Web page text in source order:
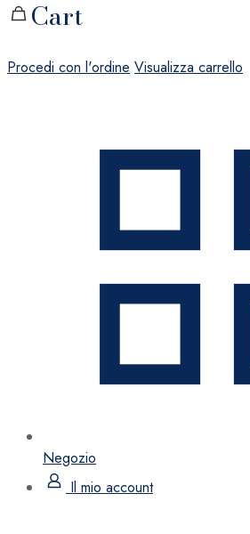
Cart
Procedi con l'ordine Visualizza carrello
Negozio
Il mio account